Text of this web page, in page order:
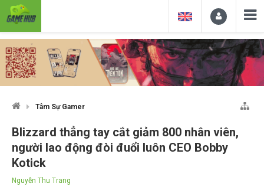
Tâm Sự Gamer
Blizzard thẳng tay cắt giảm 800 nhân viên,
người lao động đòi đuổi luôn CEO Bobby
Kotick
Nguyễn Thu Trang